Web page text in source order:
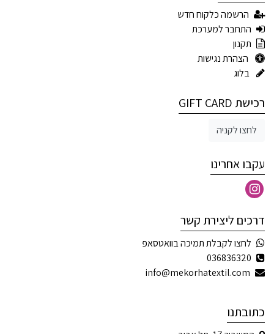
הרשמה כלקוח חדש
התחבר למערכת
תקנון
הצהרת נגישות
בלוג
רכישת GIFT CARD
לחצו לקניה
עקבו אחרינו
דרכים ליצירת קשר
לחצו לקבלת תמיכה בוואטסאפ
036836320
info@mekorhatextil.com
כתובתנו